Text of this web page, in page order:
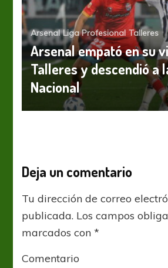
Arsenal Liga Profesional Talleres
Arsenal empató en su
Talleres y descendió a
Nacional
Deja un comentario
Tu dirección de correo
publicada. Los campos
marcados con*
Comentario